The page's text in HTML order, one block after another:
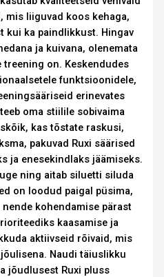
mis liiguvad koos kehaga,
kui ka paindlikkust. Hingav
ja kuivana, olenemata
on. Keskendudes
funktsioonidele,
erinevates
oma stiilile sobivaima
kas tõstate raskusi,
pakuvad Ruxi säärised
ja enesekindlaks jäämiseks.
ning aitab siluetti siluda
on loodud paigal püsima,
kohendamise pärast
kaasamise ja
aktiivseid rõivaid, mis
Naudi täiuslikku
jõudlusest Ruxi pluss